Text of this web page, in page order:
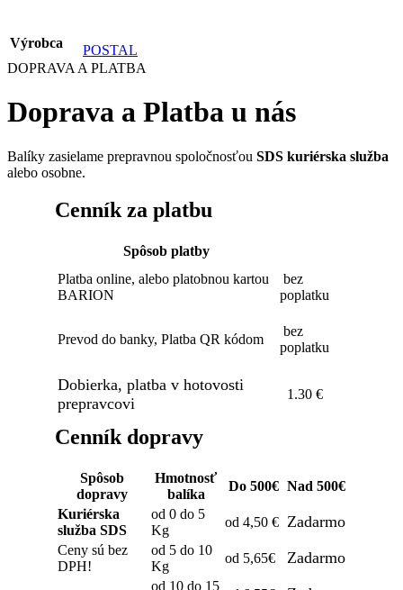
Výrobca
POSTAL
DOPRAVA A PLATBA
Doprava a Platba u nás
Balíky zasielame prepravnou spoločnosťou SDS kuriérska služba
alebo osobne.
Cenník za platbu
Spôsob platby
Platba online, alebo platobnou kartou
BARION
bez
poplatku
Prevod do banky, Platba QR kódom
bez
poplatku
Dobierka, platba v hotovosti
prepravcovi
1.30 €
Cenník dopravy
Spôsob
dopravy
Hmotnosť
balíka
Do 500€ Nad 500€
Kuriérska
služba SDS
od 0 do 5
Kg
od 4,50 € Zadarmo
Ceny sú bez
DPH!
od 5 do 10
Kg
od 5,65€ Zadarmo
od 10 do 15